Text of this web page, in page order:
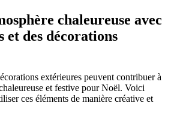
chaleureuse avec
et des décorations
extérieures peuvent contribuer à
et festive pour Noël. Voici
ces éléments de manière créative et